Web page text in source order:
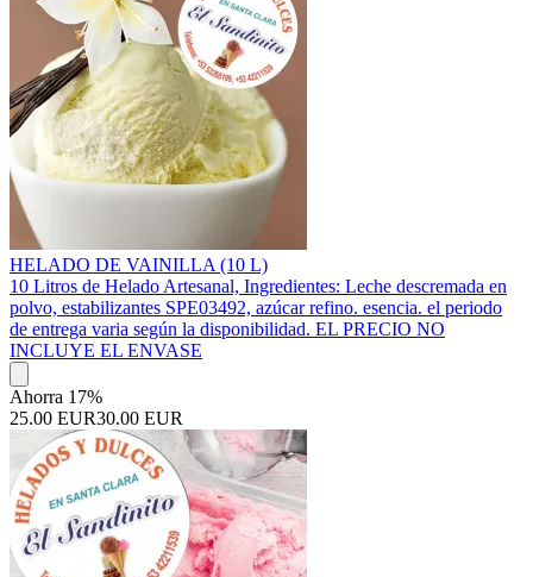
HELADO DE VAINILLA (10 L)
10 Litros de Helado Artesanal, Ingredientes: Leche descremada en
polvo, estabilizantes SPE03492, azúcar refino. esencia. el periodo
de entrega varia según la disponibilidad. EL PRECIO NO
INCLUYE EL ENVASE
Ahorra 17%
25.00 EUR30.00 EUR